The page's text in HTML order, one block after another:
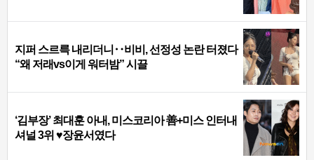
지퍼 스르륵 내리더니‥비비, 선정성 논란 터졌다
“왜 저래vs이게 워터밤” 시끌
‘김부장’ 최대훈 아내, 미스코리아 善+미스 인터내
셔널 3위 ♥장윤서였다